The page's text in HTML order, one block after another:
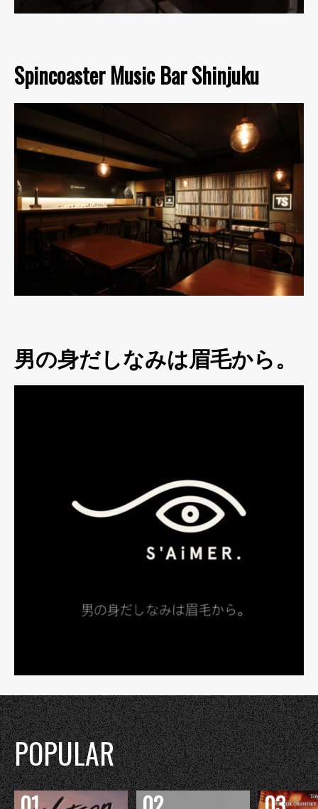
Spincoaster Music Bar Shinjuku
男の身だしなみは眉毛から。
POPULAR